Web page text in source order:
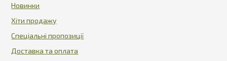
Новинки
Хіти продажу
Спеціальні пропозиції
Доставка та оплата